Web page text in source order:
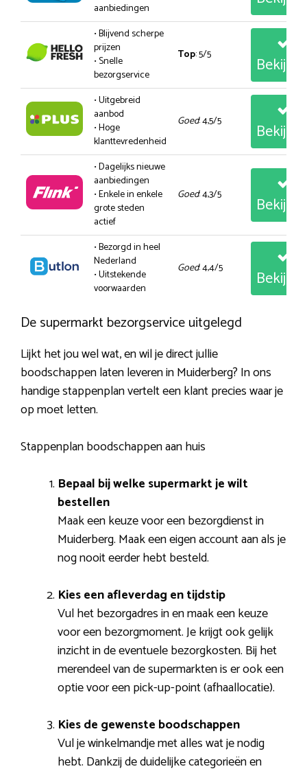
aanbiedingen
• Blijvend scherpe
prijzen
• Snelle
bezorgservice
Top: 5/5
• Uitgebreid
aanbod
• Hoge
klanttevredenheid
Goed: 4,5/5
• Dagelijks nieuwe
aanbiedingen
• Enkele in enkele
grote steden
actief
Goed: 4,3/5
• Bezorgd in heel
Nederland
• Uitstekende
voorwaarden
Goed: 4,4/5
De supermarkt bezorgservice uitgelegd
Lijkt het jou wel wat, en wil je direct jullie
boodschappen laten leveren in Muiderberg? In ons
handige stappenplan vertelt een klant precies waar je
op moet letten.
Stappenplan boodschappen aan huis
Bepaal bij welke supermarkt je wilt
bestellen
Maak een keuze voor een bezorgdienst in
Muiderberg. Maak een eigen account aan als je
nog nooit eerder hebt besteld.
Kies een afleverdag en tijdstip
Vul het bezorgadres in en maak een keuze
voor een bezorgmoment. Je krijgt ook gelijk
inzicht in de eventuele bezorgkosten. Bij het
merendeel van de supermarkten is er ook een
optie voor een pick-up-point (afhaallocatie).
Kies de gewenste boodschappen
Vul je winkelmandje met alles wat je nodig
hebt. Dankzij de duidelijke categorieën en